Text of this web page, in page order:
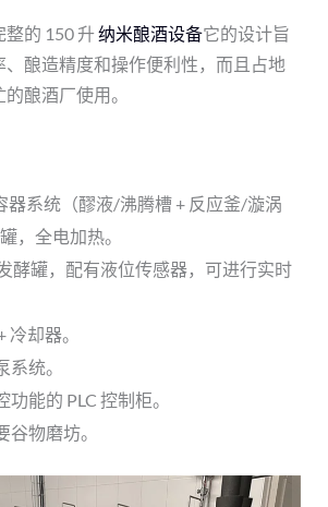
的 150 升纳米酿酒设备它的设计旨
酿造精度和操作便利性，而且占地
酿酒厂使用。
器系统（醪液/沸腾槽 + 反应釜/漩涡
，全电加热。
酵罐，配有液位传感器，可进行实时
却器。
系统。
能的 PLC 控制柜。
物磨坊。